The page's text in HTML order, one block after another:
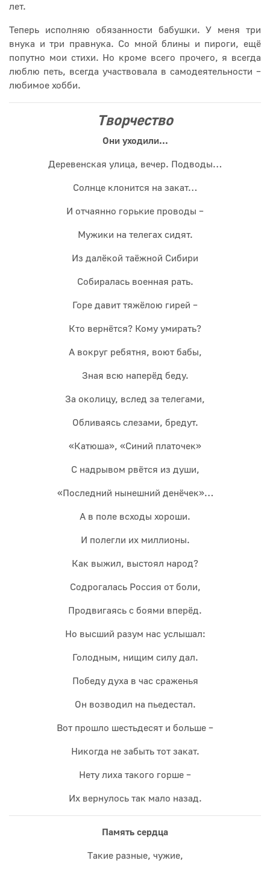
лет.
Теперь исполняю обязанности бабушки. У меня три
внука и три правнука. Со мной блины и пироги, ещё
попутно мои стихи. Но кроме всего прочего, я всегда
люблю петь, всегда участвовала в самодеятельности –
любимое хобби.
Творчество
Они уходили...
Деревенская улица, вечер. Подводы…
Солнце клонится на закат…
И отчаянно горькие проводы –
Мужики на телегах сидят.
Из далёкой таёжной Сибири
Собиралась военная рать.
Горе давит тяжёлою гирей –
Кто вернётся? Кому умирать?
А вокруг ребятня, воют бабы,
Зная всю наперёд беду.
За околицу, вслед за телегами,
Обливаясь слезами, бредут.
«Катюша», «Синий платочек»
С надрывом рвётся из души,
«Последний нынешний денёчек»…
А в поле всходы хороши.
И полегли их миллионы.
Как выжил, выстоял народ?
Содрогалась Россия от боли,
Продвигаясь с боями вперёд.
Но высший разум нас услышал:
Голодным, нищим силу дал.
Победу духа в час сраженья
Он возводил на пьедестал.
Вот прошло шестьдесят и больше –
Никогда не забыть тот закат.
Нету лиха такого горше –
Их вернулось так мало назад.
Память сердца
Такие разные, чужие,